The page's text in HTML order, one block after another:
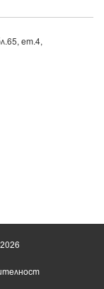
ет.4,